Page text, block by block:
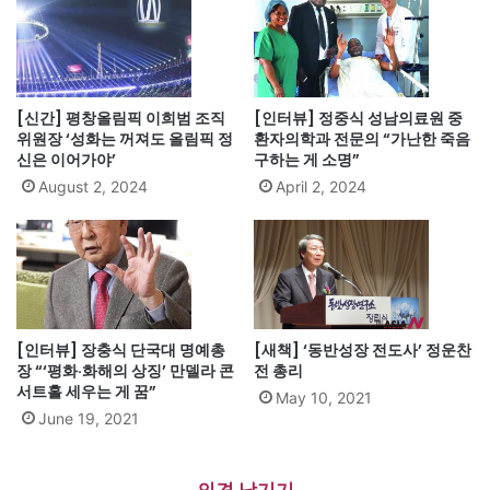
[신간] 평창올림픽 이희범 조직
위원장 ‘성화는 꺼져도 올림픽 정
신은 이어가야’
August 2, 2024
[인터뷰] 정중식 성남의료원 중
환자의학과 전문의 “가난한 죽음
구하는 게 소명”
April 2, 2024
[인터뷰] 장충식 단국대 명예총
장 “‘평화·화해의 상징’ 만델라 콘
서트홀 세우는 게 꿈”
June 19, 2021
[새책] ‘동반성장 전도사’ 정운찬
전 총리
May 10, 2021